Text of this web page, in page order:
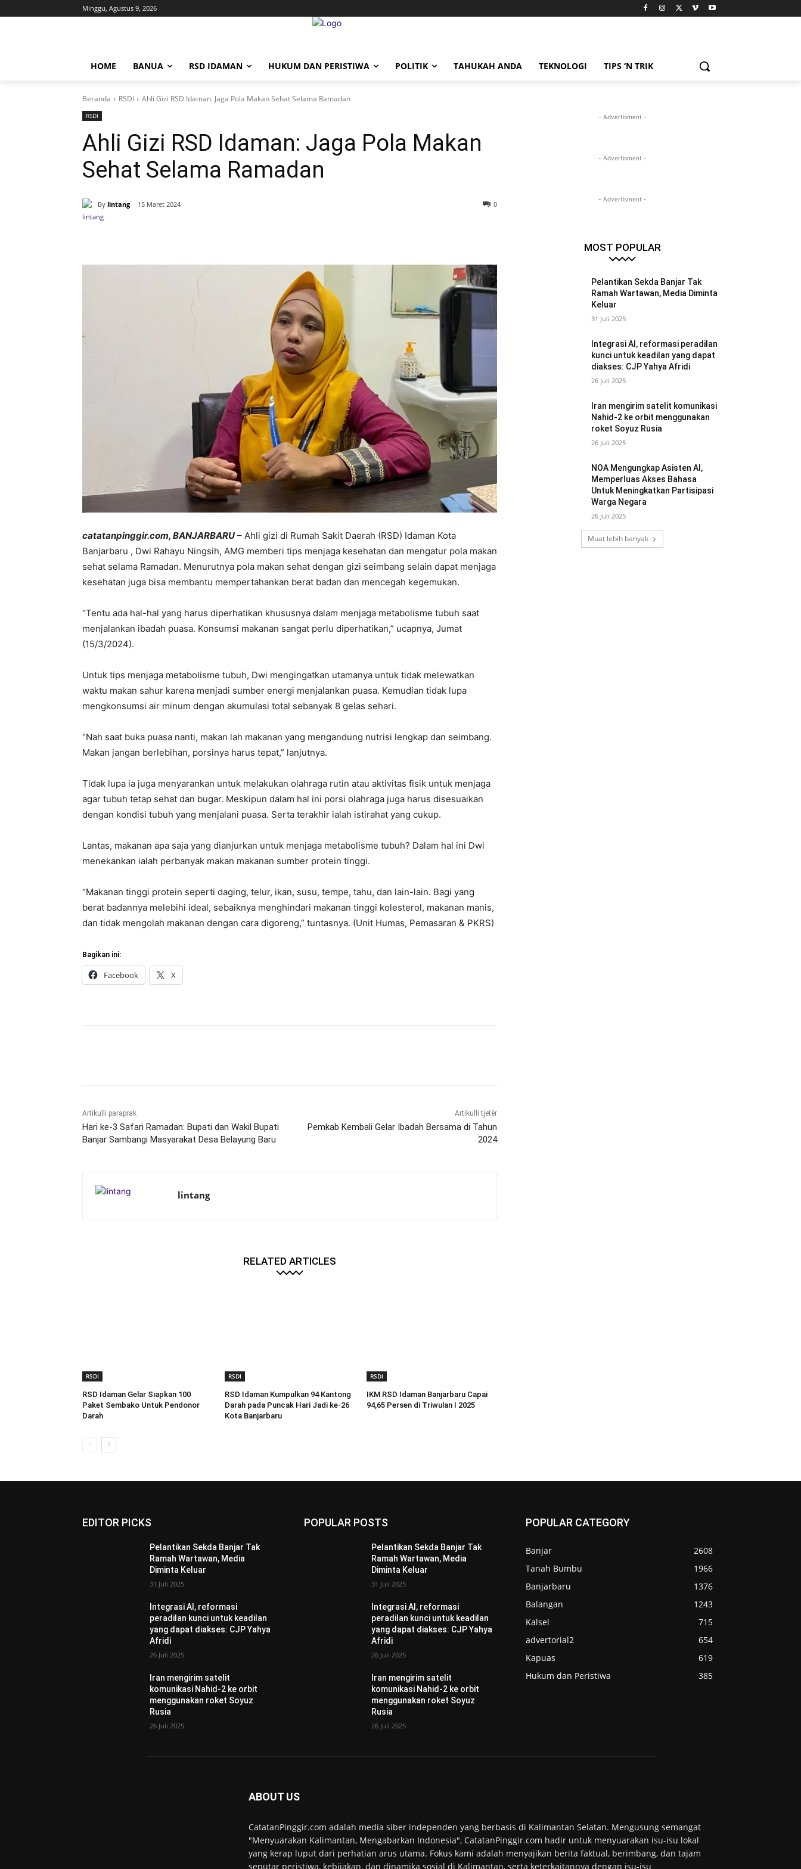
Minggu, Agustus 9, 2026
HOME BANUA RSD IDAMAN HUKUM DAN PERISTIWA POLITIK TAHUKAH ANDA TEKNOLOGI TIPS ‘N TRIK
Beranda RSDI Ahli Gizi RSD Idaman: Jaga Pola Makan Sehat Selama Ramadan
RSDI
Ahli Gizi RSD Idaman: Jaga Pola Makan
Sehat Selama Ramadan
By lintang 15 Maret 2024 0
catatanpinggir.com, BANJARBARU – Ahli gizi di Rumah Sakit Daerah (RSD) Idaman Kota
Banjarbaru , Dwi Rahayu Ningsih, AMG memberi tips menjaga kesehatan dan mengatur pola makan
sehat selama Ramadan. Menurutnya pola makan sehat dengan gizi seimbang selain dapat menjaga
kesehatan juga bisa membantu mempertahankan berat badan dan mencegah kegemukan.
“Tentu ada hal-hal yang harus diperhatikan khususnya dalam menjaga metabolisme tubuh saat
menjalankan ibadah puasa. Konsumsi makanan sangat perlu diperhatikan,” ucapnya, Jumat
(15/3/2024).
Untuk tips menjaga metabolisme tubuh, Dwi mengingatkan utamanya untuk tidak melewatkan
waktu makan sahur karena menjadi sumber energi menjalankan puasa. Kemudian tidak lupa
mengkonsumsi air minum dengan akumulasi total sebanyak 8 gelas sehari.
“Nah saat buka puasa nanti, makan lah makanan yang mengandung nutrisi lengkap dan seimbang.
Makan jangan berlebihan, porsinya harus tepat,” lanjutnya.
Tidak lupa ia juga menyarankan untuk melakukan olahraga rutin atau aktivitas fisik untuk menjaga
agar tubuh tetap sehat dan bugar. Meskipun dalam hal ini porsi olahraga juga harus disesuaikan
dengan kondisi tubuh yang menjalani puasa. Serta terakhir ialah istirahat yang cukup.
Lantas, makanan apa saja yang dianjurkan untuk menjaga metabolisme tubuh? Dalam hal ini Dwi
menekankan ialah perbanyak makan makanan sumber protein tinggi.
“Makanan tinggi protein seperti daging, telur, ikan, susu, tempe, tahu, dan lain-lain. Bagi yang
berat badannya melebihi ideal, sebaiknya menghindari makanan tinggi kolesterol, makanan manis,
dan tidak mengolah makanan dengan cara digoreng,” tuntasnya. (Unit Humas, Pemasaran & PKRS)
Bagikan ini:
Facebook X
Artikulli paraprak
Hari ke-3 Safari Ramadan: Bupati dan Wakil Bupati
Banjar Sambangi Masyarakat Desa Belayung Baru
Artikulli tjetër
Pemkab Kembali Gelar Ibadah Bersama di Tahun
2024
lintang
RELATED ARTICLES
RSDI
RSD Idaman Gelar Siapkan 100
Paket Sembako Untuk Pendonor
Darah
RSDI
RSD Idaman Kumpulkan 94 Kantong
Darah pada Puncak Hari Jadi ke-26
Kota Banjarbaru
RSDI
IKM RSD Idaman Banjarbaru Capai
94,65 Persen di Triwulan I 2025
- Advertisment -
- Advertisment -
- Advertisment -
MOST POPULAR
Pelantikan Sekda Banjar Tak
Ramah Wartawan, Media Diminta
Keluar
31 Juli 2025
Integrasi AI, reformasi peradilan
kunci untuk keadilan yang dapat
diakses: CJP Yahya Afridi
26 Juli 2025
Iran mengirim satelit komunikasi
Nahid-2 ke orbit menggunakan
roket Soyuz Rusia
26 Juli 2025
NOA Mengungkap Asisten AI,
Memperluas Akses Bahasa
Untuk Meningkatkan Partisipasi
Warga Negara
26 Juli 2025
Muat lebih banyak
EDITOR PICKS
Pelantikan Sekda Banjar Tak
Ramah Wartawan, Media
Diminta Keluar
31 Juli 2025
Integrasi AI, reformasi
peradilan kunci untuk keadilan
yang dapat diakses: CJP Yahya
Afridi
26 Juli 2025
Iran mengirim satelit
komunikasi Nahid-2 ke orbit
menggunakan roket Soyuz
Rusia
26 Juli 2025
POPULAR POSTS
Pelantikan Sekda Banjar Tak
Ramah Wartawan, Media
Diminta Keluar
31 Juli 2025
Integrasi AI, reformasi
peradilan kunci untuk keadilan
yang dapat diakses: CJP Yahya
Afridi
26 Juli 2025
Iran mengirim satelit
komunikasi Nahid-2 ke orbit
menggunakan roket Soyuz
Rusia
26 Juli 2025
POPULAR CATEGORY
Banjar
2608
Tanah Bumbu
1966
Banjarbaru
1376
Balangan
1243
Kalsel
715
advertorial2
654
Kapuas
619
Hukum dan Peristiwa
385
ABOUT US
CatatanPinggir.com adalah media siber independen yang berbasis di Kalimantan Selatan. Mengusung semangat
"Menyuarakan Kalimantan, Mengabarkan Indonesia", CatatanPinggir.com hadir untuk menyuarakan isu-isu lokal
yang kerap luput dari perhatian arus utama. Fokus kami adalah menyajikan berita faktual, berimbang, dan tajam
seputar peristiwa, kebijakan, dan dinamika sosial di Kalimantan, serta keterkaitannya dengan isu-isu